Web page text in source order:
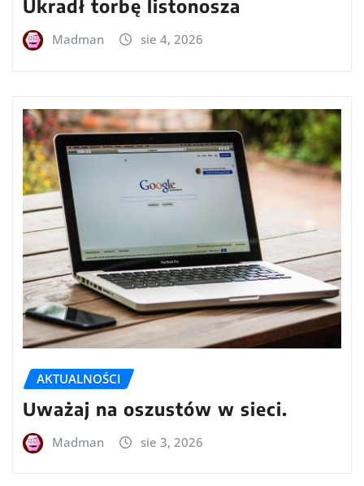
Ukradł torbę listonosza
Madman sie 4, 2026
AKTUALNOŚCI
Uważaj na oszustów w sieci.
Madman sie 3, 2026